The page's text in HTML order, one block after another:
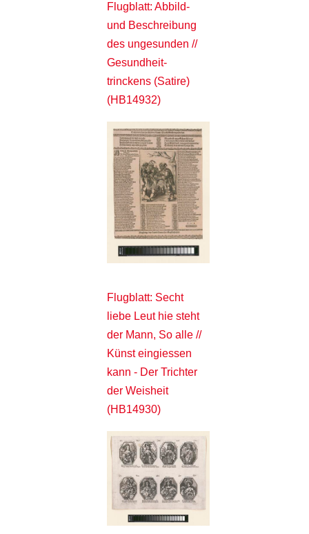
Flugblatt: Abbild-
und Beschreibung
des ungesunden //
Gesundheit-
trinckens (Satire)
(HB14932)
Flugblatt: Secht
liebe Leut hie steht
der Mann, So alle //
Künst eingiessen
kann - Der Trichter
der Weisheit
(HB14930)